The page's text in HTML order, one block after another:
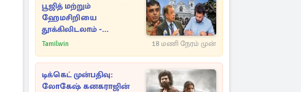
பூஜித் மற்றும்
ஹேமசிறியை
தூக்கிலிடலாம் -
அநுரவுக்குச் சென்ற
Tamilwin 18 மணி நேரம் முன்
டிக்கெட் முன்பதிவு:
லோகேஷ் கனகராஜின்